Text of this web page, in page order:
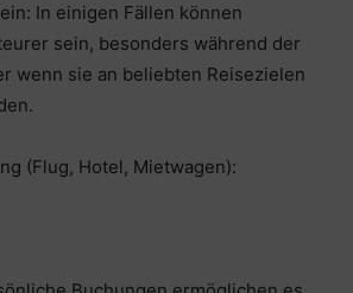
In einigen Fällen können
sein, besonders während der
wenn sie an beliebten Reisezielen
(Flug, Hotel, Mietwagen):